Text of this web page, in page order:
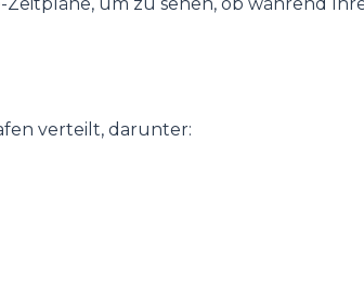
verteilt, darunter: